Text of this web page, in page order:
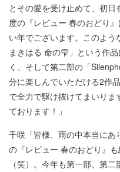
とその愛を受け止めて、初
度の『レビュー 春のおどり
い年でございます。このよう
まきはる 命の雫」という作
く、そして第二部の「
分に楽しんでいただける2作
で全力で駆け抜けてまいり
ております！」
千咲「皆様、雨の中本当に
の『レビュー 春のおどり』
（笑）。今年も第一部、第